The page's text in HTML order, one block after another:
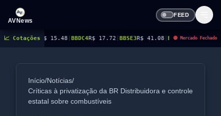
AVNews
FEED
📈 Cotações
R$ 15.48|BBDC4 R$ 17.72|BBSE3 R$ 41.08|BEES3 R$ 8.77 BEES4R$ 9.03|
🔴 Mercado Fechado
Início/Notícias/
Críticas à privatização da BR Distribuidora e controle
estatal sobre combustíveis